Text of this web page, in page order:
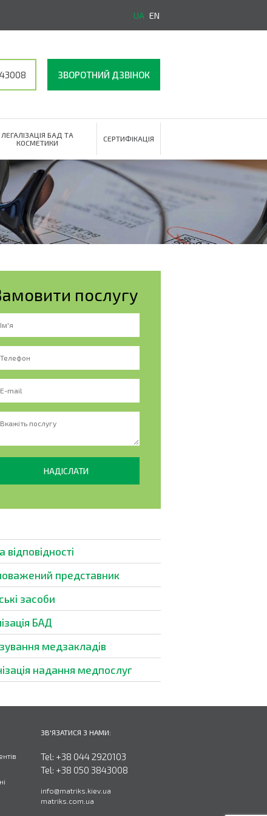
UA EN
ЗВОРОТНИЙ ДЗВІНОК
ЛЕГАЛІЗАЦІЯ БАД ТА
КОСМЕТИКИ
СЕРТИФІКАЦІЯ
послугу
НАДІСЛАТИ
відповідності
представник
засоби
БАД
медзакладів
надання медпослуг
ЗВ'ЯЗАТИСЯ З НАМИ:
Tel: +38 044 2920103
Tel: +38 050 3843008
info@matriks.kiev.ua
matriks.com.ua